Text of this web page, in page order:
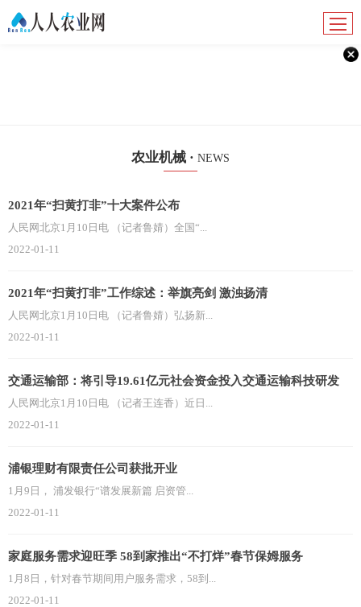
农业机械 · NEWS
2021年“扫黄打非”十大案件公布
人民网北京1月10日电 （记者鲁婧）全国“...
2022-01-11
2021年“扫黄打非”工作综述：举旗亮剑 激浊扬清
人民网北京1月10日电 （记者鲁婧）弘扬新...
2022-01-11
交通运输部：将引导19.61亿元社会资金投入交通运输科技研发
人民网北京1月10日电 （记者王连香）近日...
2022-01-11
浦银理财有限责任公司获批开业
1月9日， 浦发银行“谱发展新篇 启资管...
2022-01-11
家庭服务需求迎旺季 58到家推出“不打烊”春节保姆服务
1月8日，针对春节期间用户服务需求，58到...
2022-01-11